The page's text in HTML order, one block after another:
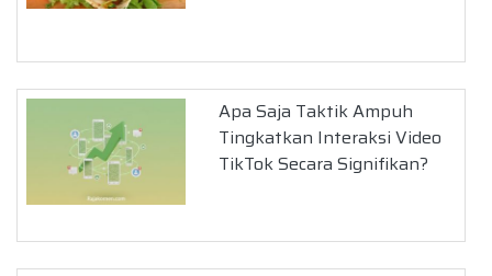
Apa Saja Taktik Ampuh
Tingkatkan Interaksi Video
TikTok Secara Signifikan?